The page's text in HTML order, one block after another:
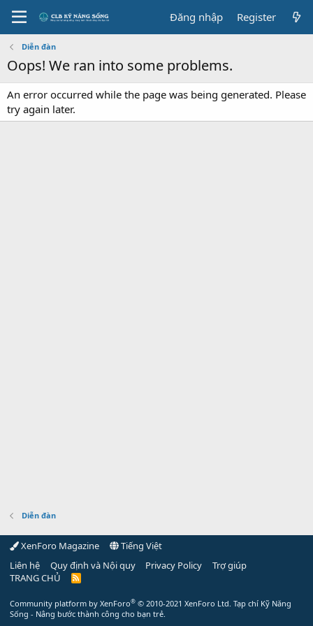
Đăng nhập Register
Diễn đàn
Oops! We ran into some problems.
An error occurred while the page was being generated. Please
try again later.
Diễn đàn
XenForo Magazine
Tiếng Việt
Liên hệ
Quy định và Nội quy Privacy Policy
Trợ giúp
TRANG CHỦ
R
Community platform by XenForo® © 2010-2021 XenForo Ltd. Tạp chí Kỹ Năng
Sống - Nâng bước thành công cho bạn trẻ.